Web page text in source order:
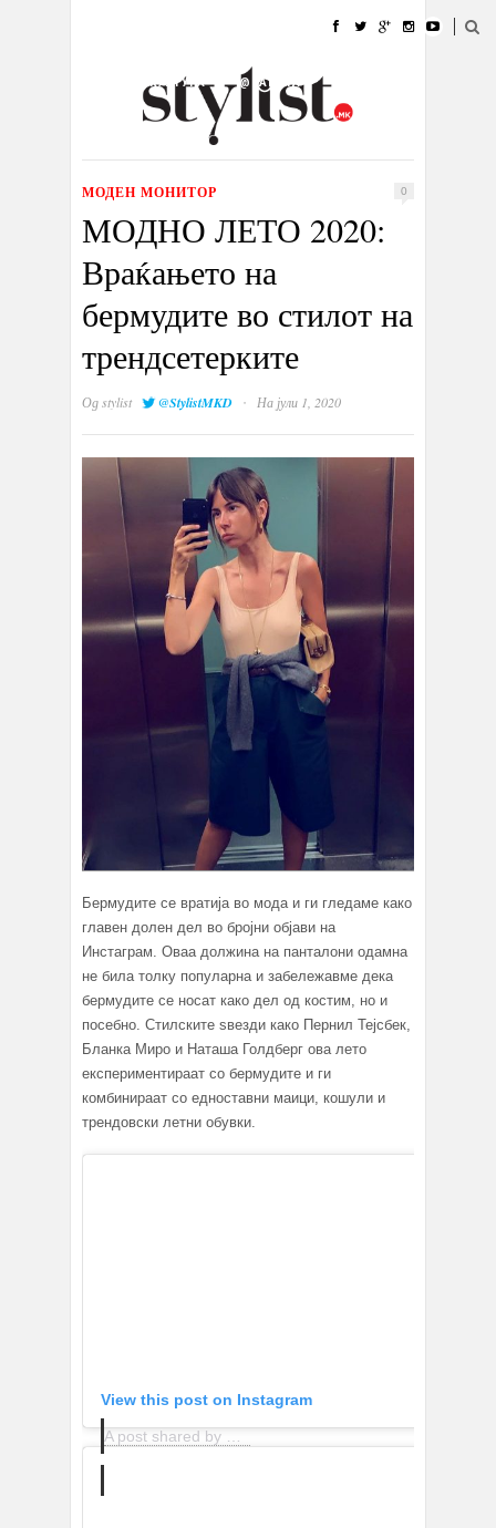
УБАВИНА
КУЛТУРА @РАБОТА
ИЗЛОГ
МОДЕН МОНИТОР 0
МОДНО ЛЕТО 2020:
Враќањето на
бермудите во стилот на
трендсетерките
Одstylist @StylistMKD · На јули 1, 2020
Бермудите се вратија во мода и ги гледаме како
главен долен дел во бројни објави на
Инстаграм. Оваа должина на панталони одамна
не била толку популарна и забележавме дека
бермудите се носат како дел од костим, но и
посебно. Стилските ѕвезди како Пернил Тејсбек,
Бланка Миро и Наташа Голдберг ова лето
експериментираат со бермудите и ги
комбинираат со едноставни маици, кошули и
трендовски летни обувки.
View this post on Instagram
A post shared by Blanca Miró Scrimieri (@blancamiro)